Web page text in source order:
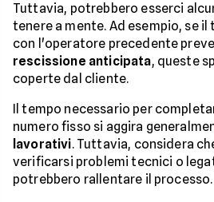
Tuttavia, potrebbero esserci
tenere a mente. Ad esempio, se
con l'operatore precedente
rescissione anticipata, queste
coperte dal cliente.
Il tempo necessario per
numero fisso si aggira
lavorativi. Tuttavia, considera
verificarsi problemi tecnici o
potrebbero rallentare il processo.